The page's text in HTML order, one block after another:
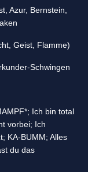
Azur, Bernstein,
Geist, Flamme)
Schwingen
Ich bin total
vorbei; Ich
KA-BUMM; Alles
du das